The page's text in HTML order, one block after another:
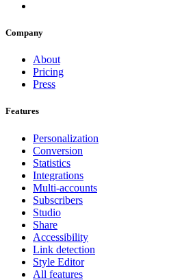
Company
About
Pricing
Press
Features
Personalization
Conversion
Statistics
Integrations
Multi-accounts
Subscribers
Studio
Share
Accessibility
Link detection
Style Editor
All features